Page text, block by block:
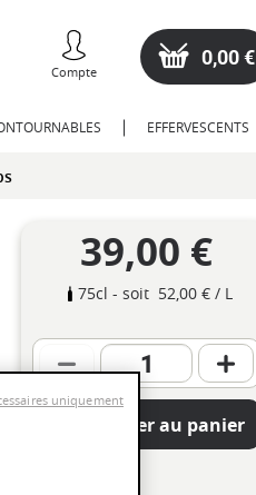
Compte
0,00 €
EFFERVESCENTS
39,00 €
75cl - soit 52,00 €/ L
Ajouter au panier
uniquement